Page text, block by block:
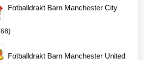
Fotballdrakt Barn Manchester City
6868
produkter
Fotballdrakt Barn Manchester United